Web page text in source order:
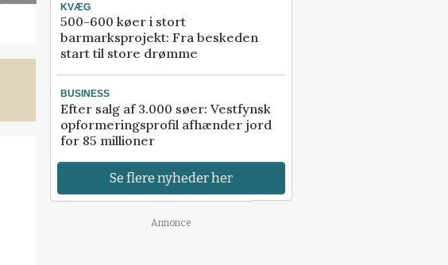
KVÆG
500-600 køer i stort
barmarksprojekt: Fra beskeden
start til store drømme
BUSINESS
Efter salg af 3.000 søer: Vestfynsk
opformeringsprofil afhænder jord
for 85 millioner
Se flere nyheder her
Annonce